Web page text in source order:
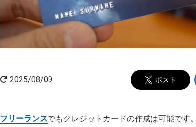
2025/08/09 ポスト
フリーランスでもクレジットカードの作成は可能です